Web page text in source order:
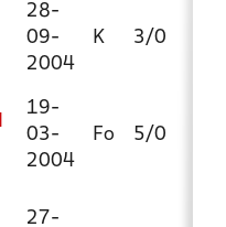
28-
09-
2004
K 3/0
19-
03-
2004
Fo 5/0
27-